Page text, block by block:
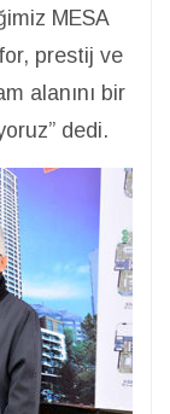
MESA
prestij ve
alanını bir
dedi.